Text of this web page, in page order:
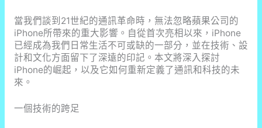
當我們談到21世紀的通訊革命時，無法忽略蘋果公司的
iPhone所帶來的重大影響。自從首次亮相以來，iPhone
已經成為我們日常生活不可或缺的一部分，並在技術、設
計和文化方面留下了深遠的印記。本文將深入探討
iPhone的崛起，以及它如何重新定義了通訊和科技的未
來。
一個技術的跨足